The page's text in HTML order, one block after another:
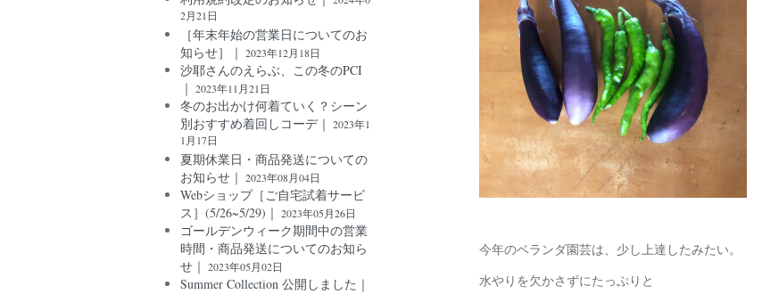
今年のベランダ園芸は、少し上達したみたい。
水やりを欠かさずにたっぷりと
2月21日
［年末年始の営業日についてのお
知らせ］｜ 2023年12月18日
沙耶さんのえらぶ、この冬のPCI
｜ 2023年11月21日
冬のお出かけ何着ていく？シーン
別おすすめ着回しコーデ｜ 2023年1
1月17日
夏期休業日・商品発送についての
お知らせ｜ 2023年08月04日
Webショップ［ご自宅試着サービ
ス］(5/26~5/29)｜ 2023年05月26日
ゴールデンウィーク期間中の営業
時間・商品発送についてのお知ら
せ｜ 2023年05月02日
Summer Collection 公開しました｜